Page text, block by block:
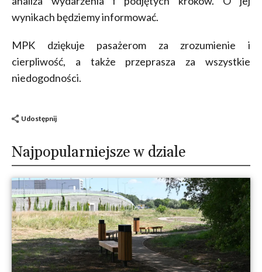
wynikach będziemy informować.
MPK dziękuje pasażerom za zrozumienie i
cierpliwość, a także przeprasza za wszystkie
niedogodności.
Udostępnij
Najpopularniejsze w dziale